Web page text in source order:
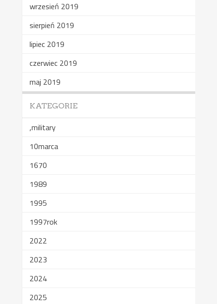
wrzesień 2019
sierpień 2019
lipiec 2019
czerwiec 2019
maj 2019
KATEGORIE
,military
10marca
1670
1989
1995
1997rok
2022
2023
2024
2025